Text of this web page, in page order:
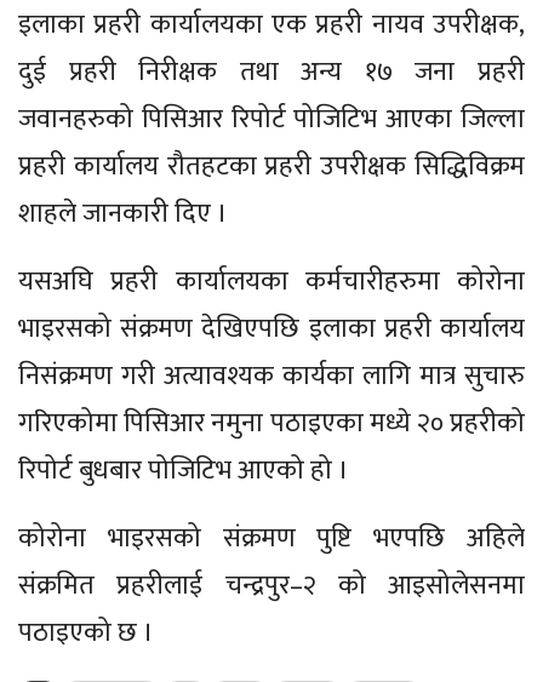
इलाका प्रहरी कार्यालयका एक प्रहरी नायव उपरीक्षक,
दुई प्रहरी निरीक्षक तथा अन्य १७ जना प्रहरी
जवानहरुको पिसिआर रिपोर्ट पोजिटिभ आएका जिल्ला
प्रहरी कार्यालय रौतहटका प्रहरी उपरीक्षक सिद्धिविक्रम
शाहले जानकारी दिए ।
यसअघि प्रहरी कार्यालयका कर्मचारीहरुमा कोरोना
भाइरसको संक्रमण देखिएपछि इलाका प्रहरी कार्यालय
निसंक्रमण गरी अत्यावश्यक कार्यका लागि मात्र सुचारु
गरिएकोमा पिसिआर नमुना पठाइएका मध्ये २० प्रहरीको
रिपोर्ट बुधबार पोजिटिभ आएको हो ।
कोरोना भाइरसको संक्रमण पुष्टि भएपछि अहिले
संक्रमित प्रहरीलाई चन्द्रपुर–२ को आइसोलेसनमा
पठाइएको छ ।